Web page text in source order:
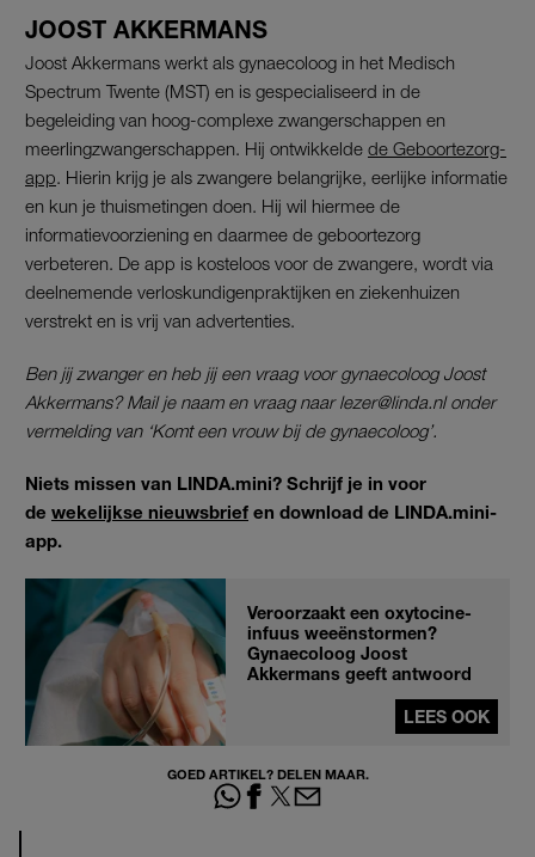
JOOST AKKERMANS
Joost Akkermans werkt als gynaecoloog in het Medisch
Spectrum Twente (MST) en is gespecialiseerd in de
begeleiding van hoog-complexe zwangerschappen en
meerlingzwangerschappen. Hij ontwikkelde de Geboortezorg-
app . Hierin krijg je als zwangere belangrijke, eerlijke informatie
en kun je thuismetingen doen. Hij wil hiermee de
informatievoorziening en daarmee de geboortezorg
verbeteren. De app is kosteloos voor de zwangere, wordt via
deelnemende verloskundigenpraktijken en ziekenhuizen
verstrekt en is vrij van advertenties.
Ben jij zwanger en heb jij een vraag voor gynaecoloog Joost
Akkermans? Mail je naam en vraag naar lezer@linda.nl onder
vermelding van ‘Komt een vrouw bij de gynaecoloog’.
Niets missen van LINDA.mini? Schrijf je in voor
de wekelijkse nieuwsbrief en download de LINDA.mini-
app.
Veroorzaakt een oxytocine-
infuus weeënstormen?
Gynaecoloog Joost
Akkermans geeft antwoord
LEES OOK
GOED ARTIKEL? DELEN MAAR.